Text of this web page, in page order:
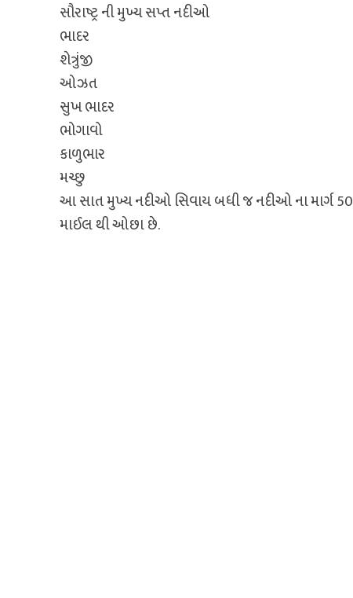
સૌરાષ્ટ્ર ની મુખ્ય સપ્ત નદીઓ
ભાદર
શેત્રુંજી
ઓઝત
સુખ ભાદર
ભોગાવો
કાળુભાર
મચ્છુ
આ સાત મુખ્ય નદીઓ સિવાય બધી જ નદીઓ ના માર્ગ 50
માઈલ થી ઓછા છે.